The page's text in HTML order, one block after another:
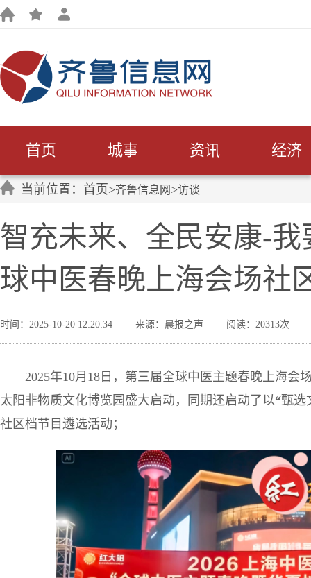
首页 城事 资讯 经济
当前位置：首页>齐鲁信息网 >访谈
智充未来、全民安康-
球中医春晚上海会场社
时间：2025-10-20 12:20:34 来源：晨报之声 阅读：20313次
2025年10月18日，第三届全球中医主题春晚上海会
太阳非物质文化博览园盛大启动，同期还启动了以“甄选
社区档节目遴选活动；